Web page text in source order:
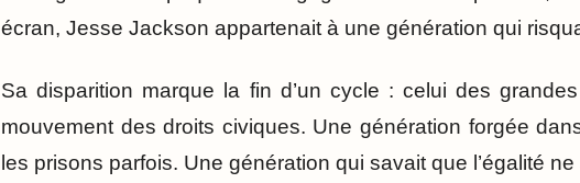
écran, Jesse Jackson appartenait à une génération qui
Sa disparition marque la fin d’un cycle : celui des
mouvement des droits civiques. Une génération forgée
les prisons parfois. Une génération qui savait que l’égalité